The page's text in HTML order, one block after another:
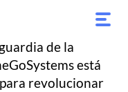
de la
está
revolucionar